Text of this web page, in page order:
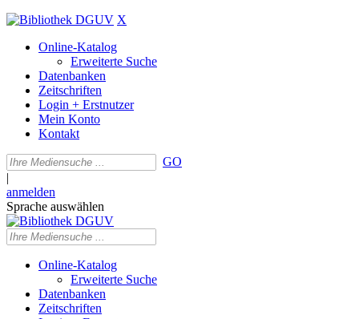
X
Online-Katalog
Erweiterte Suche
Datenbanken
Zeitschriften
Login + Erstnutzer
Mein Konto
Kontakt
GO
|
anmelden
Sprache auswählen
Online-Katalog
Erweiterte Suche
Datenbanken
Zeitschriften